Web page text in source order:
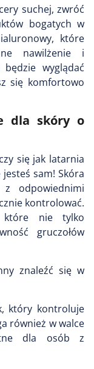
suchej, zwróć
bogatych w
które
nawilżenie i
wyglądać
się komfortowo
dla skóry o
się jak latarnia
sam! Skóra
odpowiednimi
kontrolować.
które nie tylko
gruczołów
znaleźć się w
który kontroluje
również w walce
dla osób z